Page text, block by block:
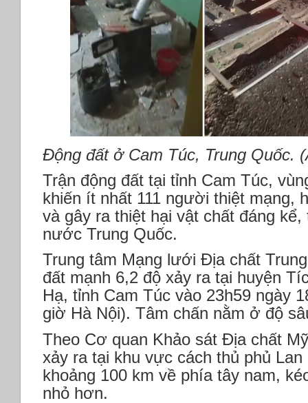
Động đất ở Cam Túc, Trung Quốc.
Trận động đất tại tỉnh Cam Túc,
khiến ít nhất 111 người thiệt mạng,
và gây ra thiệt hại vật chất đáng
nước Trung Quốc.
Trung tâm Mạng lưới Địa chất
đất mạnh 6,2 độ xảy ra tại huyện
Hạ, tỉnh Cam Túc vào 23h59 ngày
giờ Hà Nội). Tâm chấn nằm ở độ
Theo Cơ quan Khảo sát Địa chất
xảy ra tại khu vực cách thủ phủ
khoảng 100 km về phía tây nam,
nhỏ hơn.